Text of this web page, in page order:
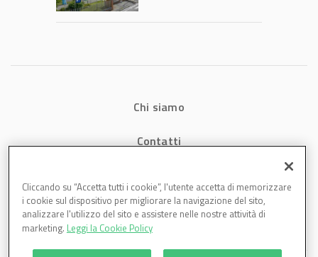
Chi siamo
Contatti
Cookies
Cliccando su “Accetta tutti i cookie”, l'utente accetta di memorizzare
i cookie sul dispositivo per migliorare la navigazione del sito,
analizzare l'utilizzo del sito e assistere nelle nostre attività di
marketing. Leggi la Cookie Policy